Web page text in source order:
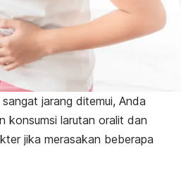
jarang ditemui, Anda
konsumsi larutan oralit dan
jika merasakan beberapa